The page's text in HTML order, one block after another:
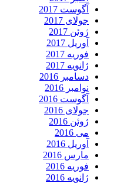
آگوست 2017
جولای 2017
ژوئن 2017
آوریل 2017
فوریه 2017
ژانویه 2017
دسامبر 2016
نوامبر 2016
آگوست 2016
جولای 2016
ژوئن 2016
می 2016
آوریل 2016
مارس 2016
فوریه 2016
ژانویه 2016